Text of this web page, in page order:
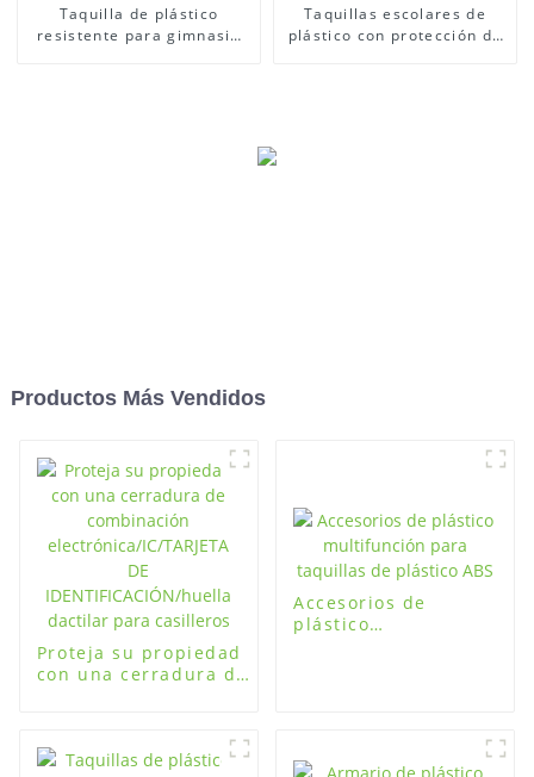
Taquilla de plástico
resistente para gimnasio
Taquillas escolares de
plástico con protección de
Productos Más Vendidos
Proteja su propiedad
con una cerradura de
IDENTIFICACIÓN/huella
Accesorios de
plástico